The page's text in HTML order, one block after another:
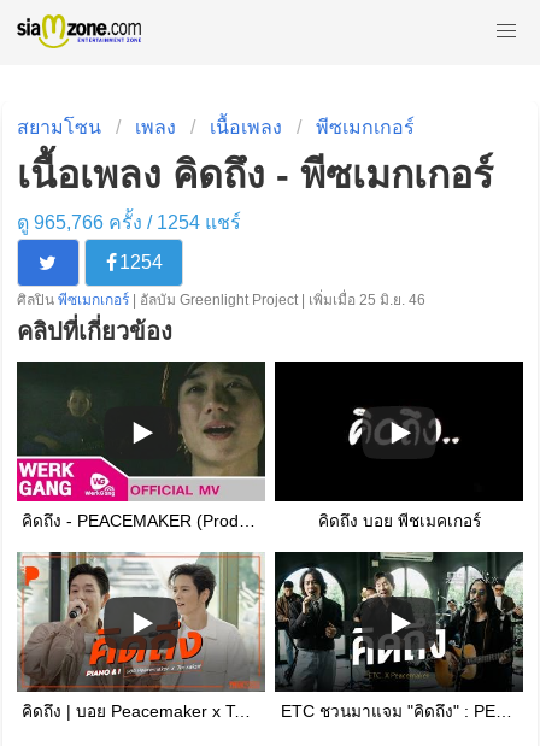
สยามโซน เพลง เนื้อเพลง พีซเมกเกอร์
เนื้อเพลง คิดถึง - พีซเมกเกอร์
ดู 965,766 ครั้ง / 1254แชร์
1254
ศิลปิน พีซเมกเกอร์ | อัลบัม Greenlight Project | เพิ่มเมื่อ 25 มิ.ย. 46
คลิปที่เกี่ยวข้อง
คิดถึง - PEACEMAKER (Produced By Mr.Lazy) คิดถึง บอย พีชเมคเกอร์
คิดถึง | บอย Peacemaker x TorSaksit (Piano & i Live) ETC ชวนมาแจม "คิดถึง" : PEACEMAKER